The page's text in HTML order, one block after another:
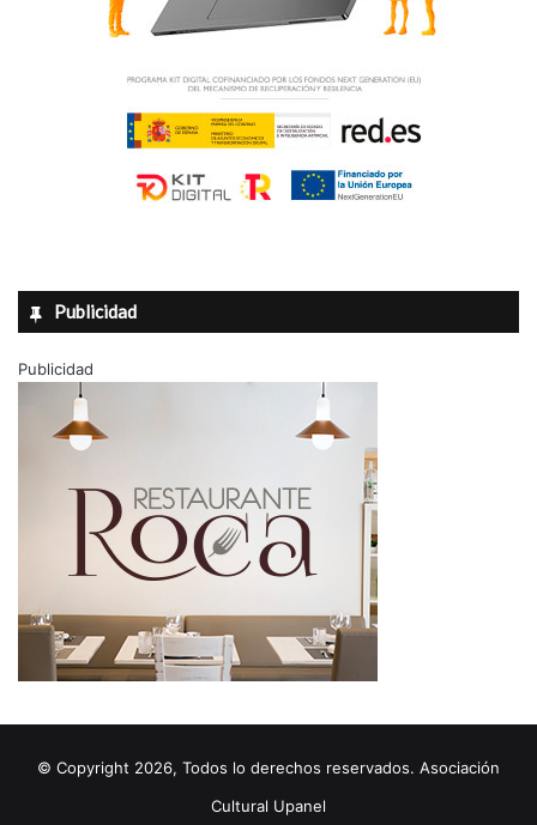
Publicidad
Publicidad
© Copyright 2026, Todos lo derechos reservados. Asociación
Cultural Upanel